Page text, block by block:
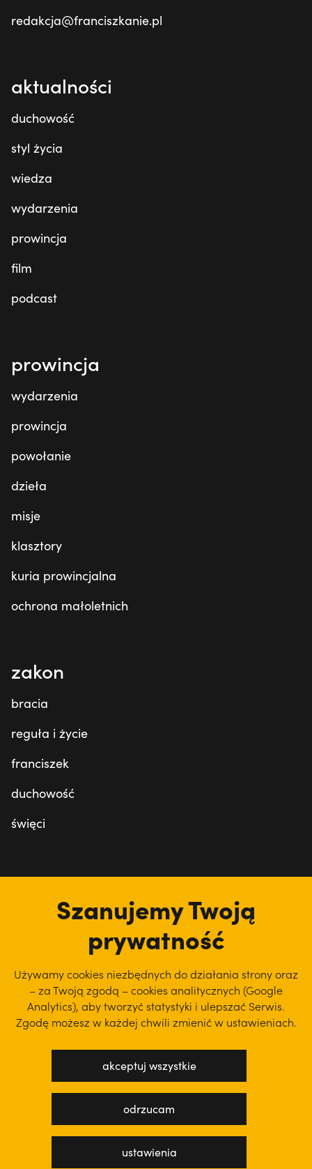
redakcja@franciszkanie.pl
aktualności
duchowość
styl życia
wiedza
wydarzenia
prowincja
film
podcast
prowincja
wydarzenia
prowincja
powołanie
dzieła
misje
klasztory
kuria prowincjalna
ochrona małoletnich
zakon
bracia
reguła i życie
franciszek
duchowość
święci
regulamin serwisu
Szanujemy Twoją
prywatność
Używamy cookies niezbędnych do działania strony oraz
– za Twoją zgodą – cookies analitycznych (Google
Analytics), abytworzyć statystyki i ulepszać Serwis.
Zgodę możesz w każdej chwili zmienić w ustawieniach.
akceptuj wszystkie
odrzucam
ustawienia